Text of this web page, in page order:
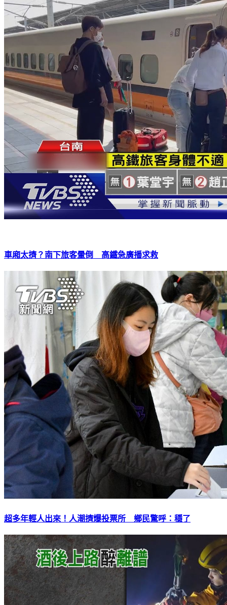
車廂太擠？南下旅客暈倒 高鐵急廣播求救
超多年輕人出來！人潮擠爆投票所 鄉民驚呼：穩了